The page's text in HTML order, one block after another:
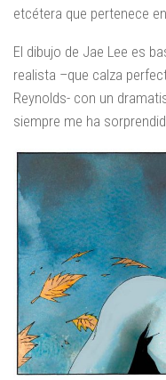
etcétera que pertenece
El dibujo de Jae Lee es
realista –que calza
Reynolds- con un
siempre me ha